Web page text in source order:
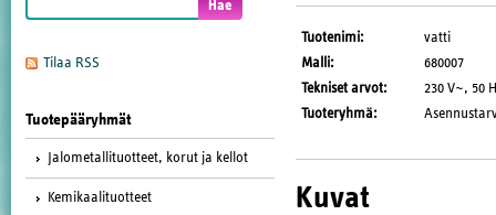
Tilaa RSS
Tuotepääryhmät
Jalometallituotteet, korut ja kellot
Kemikaalituotteet
Tuotenimi:
vatti
Malli:
680007
Tekniset arvot:
230 V~, 50
Tuoteryhmä:
Kuvat